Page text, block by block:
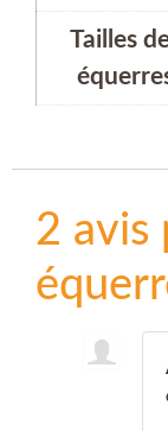
Tailles
2 avis